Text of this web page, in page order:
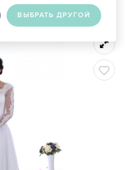
ВЫБРАТЬ ДРУГОЙ